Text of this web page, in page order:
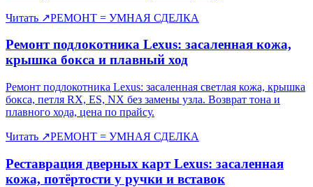
Читать ↗РЕМОНТ = УМНАЯ СДЕЛКА
Ремонт подлокотника Lexus: засаленная кожа,
крышка бокса и плавный ход
Ремонт подлокотника Lexus: засаленная светлая кожа, крышка
бокса, петля RX, ES, NX без замены узла. Возврат тона и
плавного хода, цена по прайсу.
Читать ↗РЕМОНТ = УМНАЯ СДЕЛКА
Реставрация дверных карт Lexus: засаленная
кожа, потёртости у ручки и вставок